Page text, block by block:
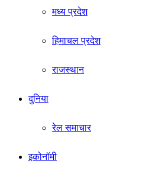
मध्य प्रदेश
हिमाचल प्रदेश
राजस्थान
दुनिया
रेल समाचार
इकोनॉमी